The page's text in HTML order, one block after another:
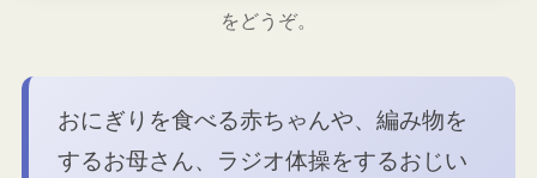
をどうぞ。
おにぎりを食べる赤ちゃんや、編み物を
するお母さん、ラジオ体操をするおじい